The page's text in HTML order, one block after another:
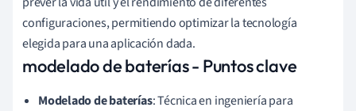
configuraciones, permitiendo optimizar la tecnología
elegida para una aplicación dada.
modelado de baterías - Puntos clave
Modelado de baterías: Técnica en ingeniería para